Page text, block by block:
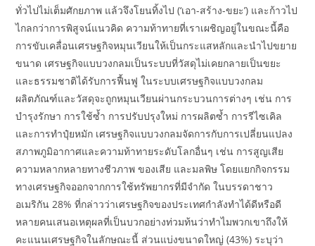
ทั่วไปไม่เต็มศักยภาพ แล้วจึงโยนทิ้งไป (‘เอา-สร้าง-ขยะ’) และก้าวไป
ไกลกว่าการพิสูจน์แนวคิด ความท้าทายที่เราเผชิญอยู่ในขณะนี้คือ
การขับเคลื่อนเศรษฐกิจหมุนเวียนให้เป็นกระแสหลักและนำไปขยาย
ขนาด เศรษฐกิจแบบวงกลมเป็นระบบที่วัสดุไม่เคยกลายเป็นขยะ
และธรรมชาติได้รับการฟื้นฟู ในระบบเศรษฐกิจแบบวงกลม
ผลิตภัณฑ์และวัสดุจะถูกหมุนเวียนผ่านกระบวนการต่างๆ เช่น การ
บำรุงรักษา การใช้ซ้ำ การปรับปรุงใหม่ การผลิตซ้ำ การรีไซเคิล
และการทำปุ๋ยหมัก เศรษฐกิจแบบวงกลมจัดการกับการเปลี่ยนแปลง
สภาพภูมิอากาศและความท้าทายระดับโลกอื่นๆ เช่น การสูญเสีย
ความหลากหลายทางชีวภาพ ของเสีย และมลพิษ โดยแยกกิจกรรม
ทางเศรษฐกิจออกจากการใช้ทรัพยากรที่มีจำกัด ในบรรดาชาว
อเมริกัน 28% ที่กล่าวว่าเศรษฐกิจของประเทศกำลังทำได้ดีหรือดี
หลายคนเสนอเหตุผลที่เป็นบวกอย่างท่วมท้นว่าทำไมพวกเขาถึงให้
คะแนนเศรษฐกิจในลักษณะนี้ ส่วนแบ่งขนาดใหญ่ (43%) ระบุว่า